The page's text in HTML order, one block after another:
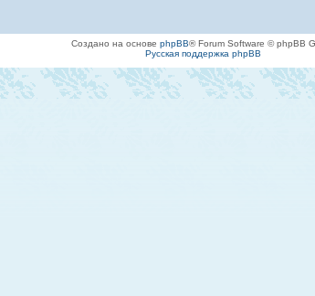
Создано на основе phpBB® Forum Software © phpBB
Русская поддержка phpBB